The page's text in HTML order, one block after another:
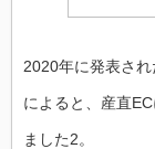
2020年に発表され
によると、産直
ました2。